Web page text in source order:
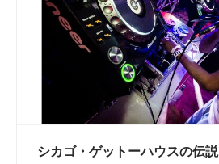
シカゴ・ゲットーハウスの伝